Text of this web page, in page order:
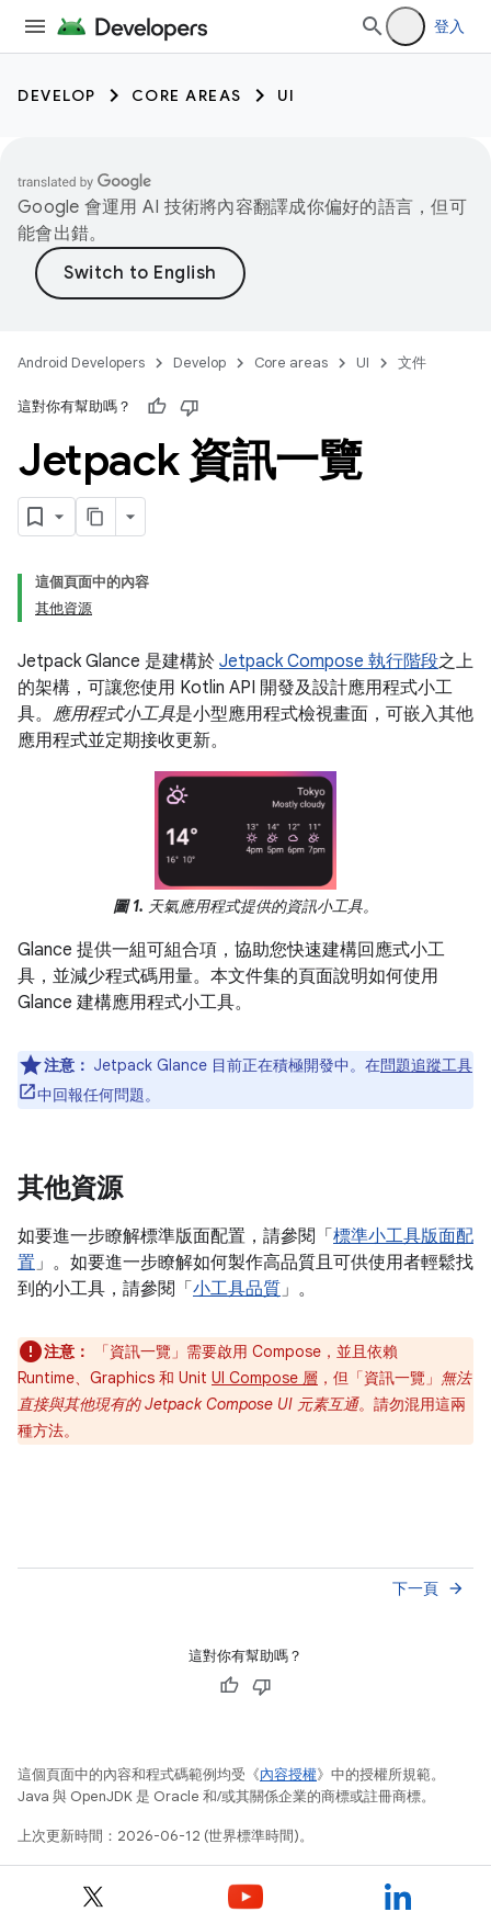
登入
DEVELOP CORE AREAS UI
Google 會運用 AI 技術將內容翻譯成你偏好的語言，但可
能會出錯。
Android Developers Develop Core areas UI 文件
這對你有幫助嗎？
Jetpack 資訊一覽
這個頁面中的內容
其他資源
Jetpack Glance 是建構於 Jetpack Compose 執行階段之上
的架構，可讓您使用 Kotlin API 開發及設計應用程式小工
具。 應用程式小工具是小型應用程式檢視畫面，可嵌入其他
應用程式並定期接收更新。
圖 1. 天氣應用程式提供的資訊小工具。
Glance 提供一組可組合項，協助您快速建構回應式小工
具，並減少程式碼用量。本文件集的頁面說明如何使用
Glance 建構應用程式小工具。
注意： Jetpack Glance 目前正在積極開發中。在問題追蹤工具
中回報任何問題。
其他資源
如要進一步瞭解標準版面配置，請參閱「 標準小工具版面配
置」。如要進一步瞭解如何製作高品質且可供使用者輕鬆找
到的小工具，請參閱「 小工具品質」。
注意：
「資訊一覽」需要啟用 Compose，並且依賴
Runtime、Graphics 和 Unit UI Compose 層 ，但「資訊一覽」 無法
直接與其他現有的 Jetpack Compose UI 元素互通。請勿混用這兩
種方法。
下一頁 arrow_forward
這對你有幫助嗎？
這個頁面中的內容和程式碼範例均受《內容授權》中的授權所規範。
Java 與 OpenJDK 是 Oracle 和/或其關係企業的商標或註冊商標。
上次更新時間：2026-06-12 (世界標準時間)。